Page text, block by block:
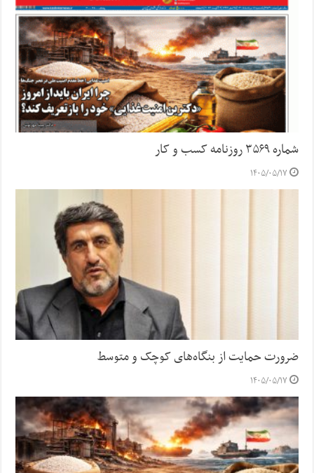
شماره ۳۵۶۹ روزنامه کسب و کار
۱۴۰۵/۰۵/۱۷
ضرورت حمایت از بنگاه‌های کوچک و متوسط
۱۴۰۵/۰۵/۱۷